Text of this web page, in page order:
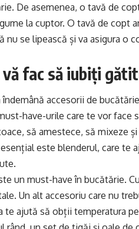
De asemenea, o tavă de
la cuptor. O tavă de copt
se lipească și va asigura o
vă fac să iubiți
accesorii de
have-urile care te vor face
să amestece, să mixeze și
este blenderul, care te
un must-have în bucătărie.
Un alt accesoriu care nu
te ajută să obții temperatura